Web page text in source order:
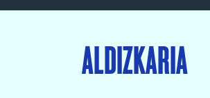
ALDIZKARIA